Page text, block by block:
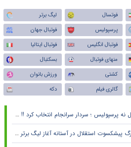
فوتسال
لیگ برتر
پرسپولیس
فوتبال جهان
فوتبال انگلیس
فوتبال ایتالیا
منهای فوتبال
بسکتبال
کشتی
ورزش بانوان
گالری فیلم دکه
نه پرسپولیس ؛ سردار سرانجام انتخاب کرد !! + جزئیات
پیشکسوت استقلال در آستانه آغاز لیگ برتر + جزئیات